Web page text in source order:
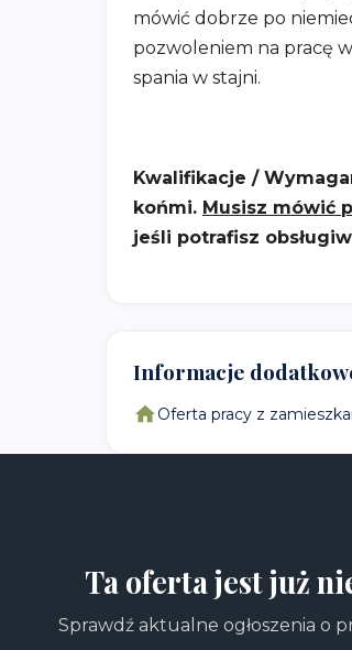
mówić dobrze po
pozwoleniem na pracę
spania w stajni.
Kwalifikacje /
końmi. Musisz mówić
jeśli potrafisz
Informacje
Oferta pracy z
Ta oferta jest już
Sprawdź aktualne ogłoszenia o